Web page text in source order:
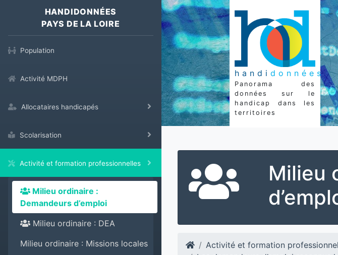
HANDIDONNÉES
PAYS DE LA LOIRE
Population
Activité MDPH
Allocataires handicapés
Scolarisation
Activité et formation professionnelles
Milieu ordinaire :
Demandeurs d’emploi
Milieu ordinaire : DEA
Milieu ordinaire : Missions locales
handi données
Panorama des
données sur le
handicap dans les
territoires
Milieu
Activité et formation